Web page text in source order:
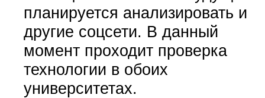
планируется анализировать и
другие соцсети. В данный
момент проходит проверка
технологии в обоих
университетах.